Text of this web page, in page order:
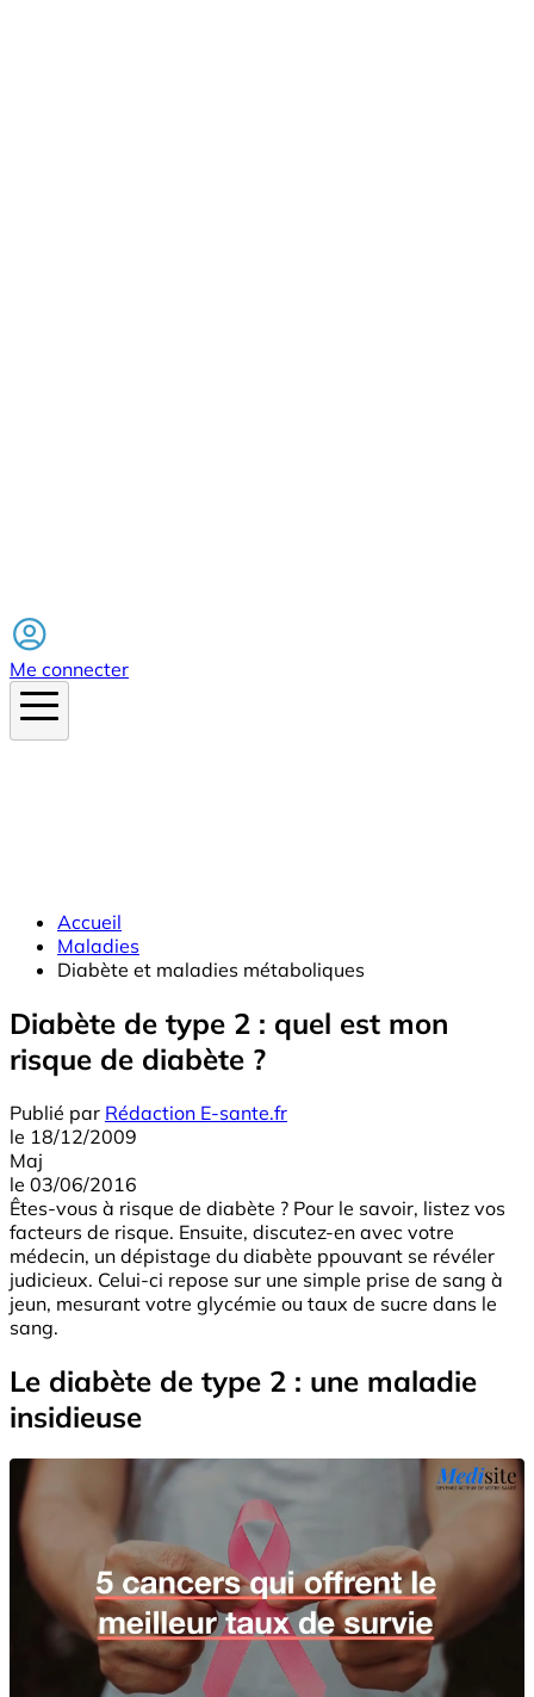
Me connecter
Accueil
Maladies
Diabète et maladies métaboliques
Diabète de type 2 : quel est mon
risque de diabète ?
Publié par Rédaction E-sante.fr
le 18/12/2009
Maj
le 03/06/2016
Êtes-vous à risque de diabète ? Pour le savoir, listez vos
facteurs de risque. Ensuite, discutez-en avec votre
médecin, un dépistage du diabète ppouvant se révéler
judicieux. Celui-ci repose sur une simple prise de sang à
jeun, mesurant votre glycémie ou taux de sucre dans le
sang.
Le diabète de type 2 : une maladie
insidieuse